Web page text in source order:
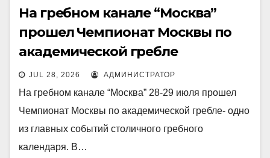
На гребном канале “Москва”
прошел Чемпионат Москвы по
академической гребле
JUL 28, 2026 АДМИНИСТРАТОР
На гребном канале “Москва” 28-29 июля прошел
Чемпионат Москвы по академической гребле- одно
из главных событий столичного гребного
календаря. В…